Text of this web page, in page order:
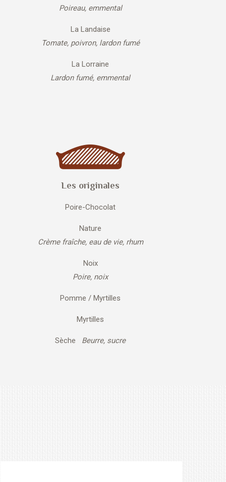
Poireau, emmental
La Landaise
Tomate, poivron, lardon fumé
La Lorraine
Lardon fumé, emmental
Les originales
Poire-Chocolat
Nature
Crème fraîche, eau de vie, rhum
Noix
Poire, noix
Pomme / Myrtilles
Myrtilles
Sèche Beurre, sucre